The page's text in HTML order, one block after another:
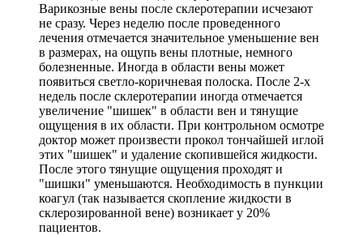
Варикозные вены после склеротерапии исчезают
не сразу. Через неделю после проведенного
лечения отмечается значительное уменьшение вен
в размерах, на ощупь вены плотные, немного
болезненные. Иногда в области вены может
появиться светло-коричневая полоска. После 2-х
недель после склеротерапии иногда отмечается
увеличение "шишек" в области вен и тянущие
ощущения в их области. При контрольном осмотре
доктор может произвести прокол тончайшей иглой
этих "шишек" и удаление скопившейся жидкости.
После этого тянущие ощущения проходят и
"шишки" уменьшаются. Необходимость в пункции
коагул (так называется скопление жидкости в
склерозированной вене) возникает у 20%
пациентов.